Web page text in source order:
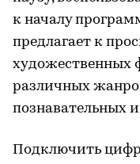
к началу
предлагает к
художественных
различных
познавательных
Подключить